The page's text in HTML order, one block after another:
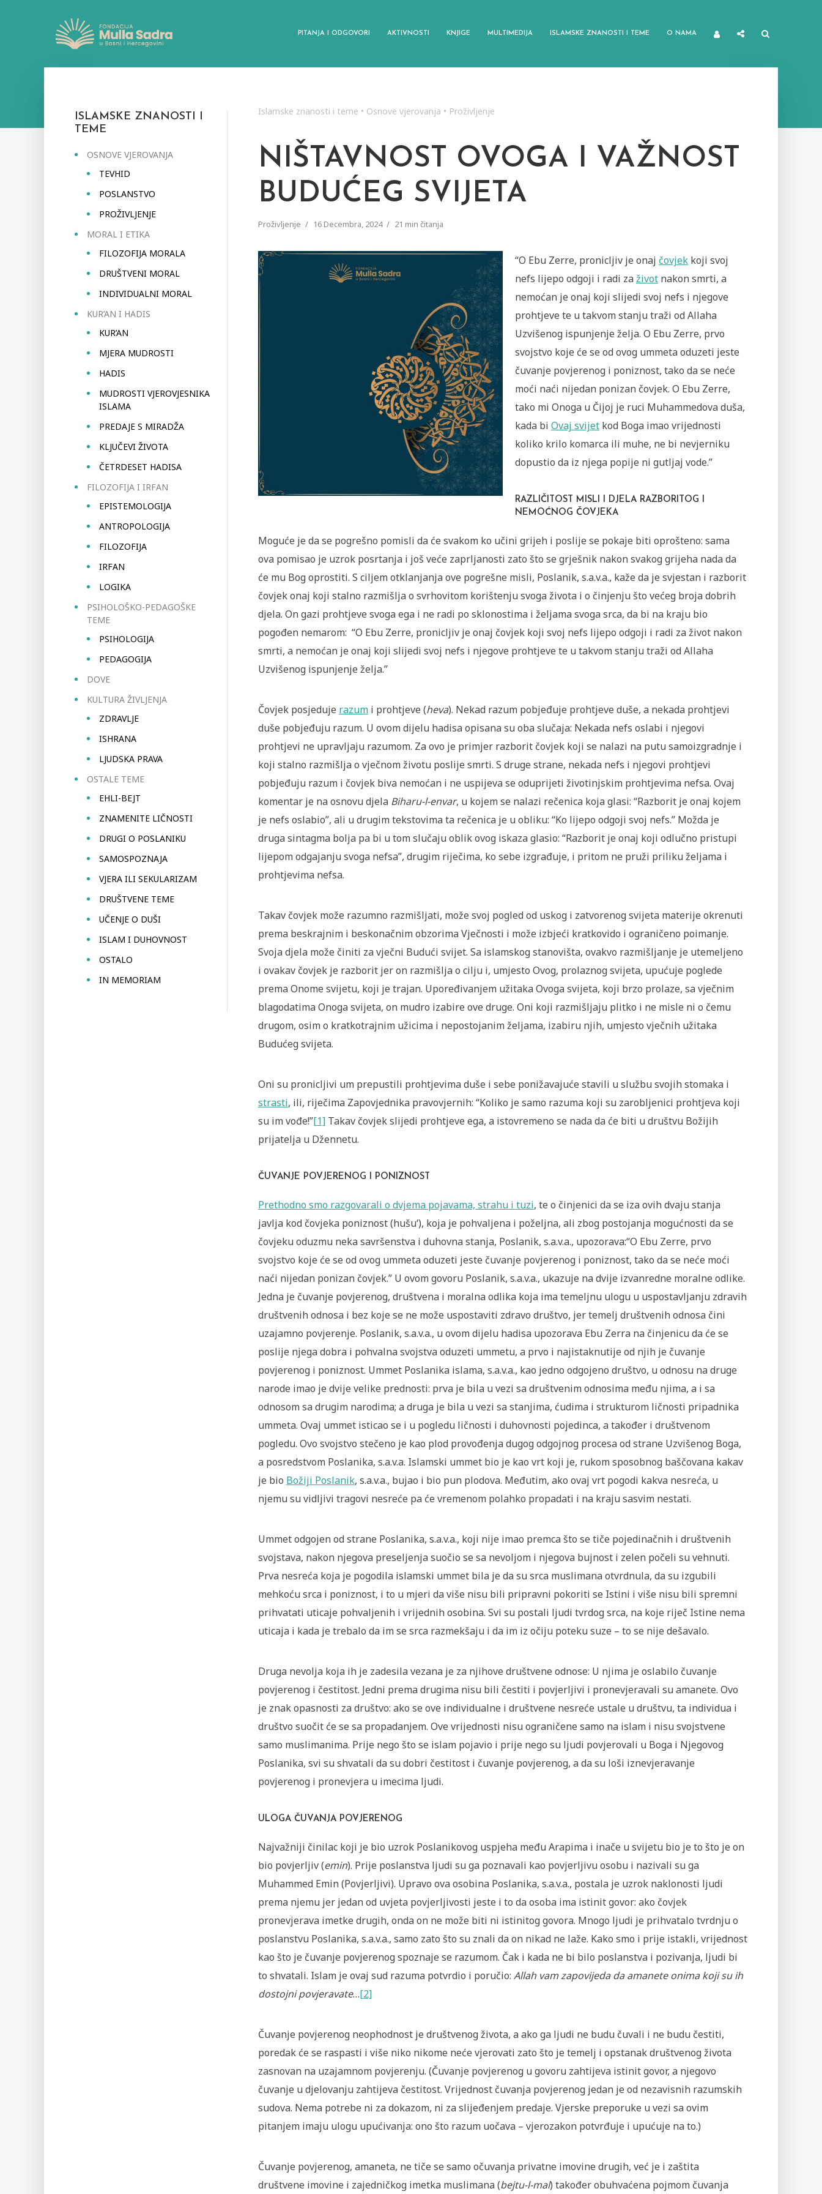
PITANJA I ODGOVORI AKTIVNOSTI KNJIGE MULTIMEDIJA ISLAMSKE ZNANOSTI I TEME O NAMA
ISLAMSKE ZNANOSTI I
TEME
OSNOVE VJEROVANJA
TEVHID
POSLANSTVO
PROŽIVLJENJE
MORAL I ETIKA
FILOZOFIJA MORALA
DRUŠTVENI MORAL
INDIVIDUALNI MORAL
KUR’AN I HADIS
KUR’AN
MJERA MUDROSTI
HADIS
MUDROSTI VJEROVJESNIKA
ISLAMA
PREDAJE S MIRADŽA
KLJUČEVI ŽIVOTA
ČETRDESET HADISA
FILOZOFIJA I IRFAN
EPISTEMOLOGIJA
ANTROPOLOGIJA
FILOZOFIJA
IRFAN
LOGIKA
PSIHOLOŠKO-PEDAGOŠKE
TEME
PSIHOLOGIJA
PEDAGOGIJA
DOVE
KULTURA ŽIVLJENJA
ZDRAVLJE
ISHRANA
LJUDSKA PRAVA
OSTALE TEME
EHLI-BEJT
ZNAMENITE LIČNOSTI
DRUGI O POSLANIKU
SAMOSPOZNAJA
VJERA ILI SEKULARIZAM
DRUŠTVENE TEME
UČENJE O DUŠI
ISLAM I DUHOVNOST
OSTALO
IN MEMORIAM
Islamske znanosti i teme • Osnove vjerovanja • Proživljenje
NIŠTAVNOST OVOGA I VAŽNOST
BUDUĆEG SVIJETA
Proživljenje 16 Decembra, 2024 21 min čitanja
“O Ebu Zerre, pronicljiv je onaj čovjek koji svoj
nefs lijepo odgoji i radi zaživot nakon smrti, a
nemoćan je onaj koji slijedi svoj nefs i njegove
prohtjeve te u takvom stanju traži od Allaha
Uzvišenog ispunjenje želja. O Ebu Zerre, prvo
svojstvo koje će se od ovog ummeta oduzeti jeste
čuvanje povjerenog i poniznost, tako da se neće
moći naći nijedan ponizan čovjek. O Ebu Zerre,
tako mi Onoga u Čijoj je ruci Muhammedova duša,
kada bi Ovaj svijet kod Boga imao vrijednosti
koliko krilo komarca ili muhe, ne bi nevjerniku
dopustio da iz njega popije ni gutljaj vode.”
RAZLIČITOST MISLI I DJELA RAZBORITOG I
NEMOĆNOG ČOVJEKA
Moguće je da se pogrešno pomisli da će svakom ko učini grijeh i poslije se pokaje biti oprošteno: sama
ova pomisao je uzrok posrtanja i još veće zaprljanosti zato što se grješnik nakon svakog grijeha nada da
će mu Bog oprostiti. S ciljem otklanjanja ove pogrešne misli, Poslanik, s.a.v.a., kaže da je svjestan i razborit
čovjek onaj koji stalno razmišlja o svrhovitom korištenju svoga života i o činjenju što većeg broja dobrih
djela. On gazi prohtjeve svoga ega i ne radi po sklonostima i željama svoga srca, da bi na kraju bio
pogođen nemarom: “O Ebu Zerre, pronicljiv je onaj čovjek koji svoj nefs lijepo odgoji i radi za život nakon
smrti, a nemoćan je onaj koji slijedi svoj nefs i njegove prohtjeve te u takvom stanju traži od Allaha
Uzvišenog ispunjenje želja.”
Čovjek posjeduje razum i prohtjeve (heva). Nekad razum pobjeđuje prohtjeve duše, a nekada prohtjevi
duše pobjeđuju razum. U ovom dijelu hadisa opisana su oba slučaja: Nekada nefs oslabi i njegovi
prohtjevi ne upravljaju razumom. Za ovo je primjer razborit čovjek koji se nalazi na putu samoizgradnje i
koji stalno razmišlja o vječnom životu poslije smrti. S druge strane, nekada nefs i njegovi prohtjevi
pobjeđuju razum i čovjek biva nemoćan i ne uspijeva se oduprijeti životinjskim prohtjevima nefsa. Ovaj
komentar je na osnovu djela Biharu-l-envar, u kojem se nalazi rečenica koja glasi: “Razborit je onaj kojem
je nefs oslabio”, ali u drugim tekstovima ta rečenica je u obliku: “Ko lijepo odgoji svoj nefs.” Možda je
druga sintagma bolja pa bi u tom slučaju oblik ovog iskaza glasio: “Razborit je onaj koji odlučno pristupi
lijepom odgajanju svoga nefsa”, drugim riječima, ko sebe izgrađuje, i pritom ne pruži priliku željama i
prohtjevima nefsa.
Takav čovjek može razumno razmišljati, može svoj pogled od uskog i zatvorenog svijeta materije okrenuti
prema beskrajnim i beskonačnim obzorima Vječnosti i može izbjeći kratkovido i ograničeno poimanje.
Svoja djela može činiti za vječni Budući svijet. Sa islamskog stanovišta, ovakvo razmišljanje je utemeljeno
i ovakav čovjek je razborit jer on razmišlja o cilju i, umjesto Ovog, prolaznog svijeta, upućuje poglede
prema Onome svijetu, koji je trajan. Upoređivanjem užitaka Ovoga svijeta, koji brzo prolaze, sa vječnim
blagodatima Onoga svijeta, on mudro izabire ove druge. Oni koji razmišljaju plitko i ne misle ni o čemu
drugom, osim o kratkotrajnim užicima i nepostojanim željama, izabiru njih, umjesto vječnih užitaka
Budućeg svijeta.
Oni su pronicljivi um prepustili prohtjevima duše i sebe ponižavajuće stavili u službu svojih stomaka i
strasti, ili, riječima Zapovjednika pravovjernih: “Koliko je samo razuma koji su zarobljenici prohtjeva koji
su im vođe!”[1] Takav čovjek slijedi prohtjeve ega, a istovremeno se nada da će biti u društvu Božijih
prijatelja u Džennetu.
ČUVANJE POVJERENOG I PONIZNOST
Prethodno smo razgovarali o dvjema pojavama, strahu i tuzi, te o činjenici da se iza ovih dvaju stanja
javlja kod čovjeka poniznost (hušu‘), koja je pohvaljena i poželjna, ali zbog postojanja mogućnosti da se
čovjeku oduzmu neka savršenstva i duhovna stanja, Poslanik, s.a.v.a., upozorava:“O Ebu Zerre, prvo
svojstvo koje će se od ovog ummeta oduzeti jeste čuvanje povjerenog i poniznost, tako da se neće moći
naći nijedan ponizan čovjek.” U ovom govoru Poslanik, s.a.v.a., ukazuje na dvije izvanredne moralne odlike.
Jedna je čuvanje povjerenog, društvena i moralna odlika koja ima temeljnu ulogu u uspostavljanju zdravih
društvenih odnosa i bez koje se ne može uspostaviti zdravo društvo, jer temelj društvenih odnosa čini
uzajamno povjerenje. Poslanik, s.a.v.a., u ovom dijelu hadisa upozorava Ebu Zerra na činjenicu da će se
poslije njega dobra i pohvalna svojstva oduzeti ummetu, a prvo i najistaknutije od njih je čuvanje
povjerenog i poniznost. Ummet Poslanika islama, s.a.v.a., kao jedno odgojeno društvo, u odnosu na druge
narode imao je dvije velike prednosti: prva je bila u vezi sa društvenim odnosima među njima, a i sa
odnosom sa drugim narodima; a druga je bila u vezi sa stanjima, ćudima i strukturom ličnosti pripadnika
ummeta. Ovaj ummet isticao se i u pogledu ličnosti i duhovnosti pojedinca, a također i društvenom
pogledu. Ovo svojstvo stečeno je kao plod provođenja dugog odgojnog procesa od strane Uzvišenog Boga,
a posredstvom Poslanika, s.a.v.a. Islamski ummet bio je kao vrt koji je, rukom sposobnog baščovana kakav
je bio Božiji Poslanik, s.a.v.a., bujao i bio pun plodova. Međutim, ako ovaj vrt pogodi kakva nesreća, u
njemu su vidljivi tragovi nesreće pa će vremenom polahko propadati i na kraju sasvim nestati.
Ummet odgojen od strane Poslanika, s.a.v.a., koji nije imao premca što se tiče pojedinačnih i društvenih
svojstava, nakon njegova preseljenja suočio se sa nevoljom i njegova bujnost i zelen počeli su vehnuti.
Prva nesreća koja je pogodila islamski ummet bila je da su srca muslimana otvrdnula, da su izgubili
mehkoću srca i poniznost, i to u mjeri da više nisu bili pripravni pokoriti se Istini i više nisu bili spremni
prihvatati uticaje pohvaljenih i vrijednih osobina. Svi su postali ljudi tvrdog srca, na koje riječ Istine nema
uticaja i kada je trebalo da im se srca razmekšaju i da im iz očiju poteku suze – to se nije dešavalo.
Druga nevolja koja ih je zadesila vezana je za njihove društvene odnose: U njima je oslabilo čuvanje
povjerenog i čestitost. Jedni prema drugima nisu bili čestiti i povjerljivi i pronevjeravali su amanete. Ovo
je znak opasnosti za društvo: ako se ove individualne i društvene nesreće ustale u društvu, ta individua i
društvo suočit će se sa propadanjem. Ove vrijednosti nisu ograničene samo na islam i nisu svojstvene
samo muslimanima. Prije nego što se islam pojavio i prije nego su ljudi povjerovali u Boga i Njegovog
Poslanika, svi su shvatali da su dobri čestitost i čuvanje povjerenog, a da su loši iznevjeravanje
povjerenog i pronevjera u imecima ljudi.
ULOGA ČUVANJA POVJERENOG
Najvažniji činilac koji je bio uzrok Poslanikovog uspjeha među Arapima i inače u svijetu bio je to što je on
bio povjerljiv (emin). Prije poslanstva ljudi su ga poznavali kao povjerljivu osobu i nazivali su ga
Muhammed Emin (Povjerljivi). Upravo ova osobina Poslanika, s.a.v.a., postala je uzrok naklonosti ljudi
prema njemu jer jedan od uvjeta povjerljivosti jeste i to da osoba ima istinit govor: ako čovjek
pronevjerava imetke drugih, onda on ne može biti ni istinitog govora. Mnogo ljudi je prihvatalo tvrdnju o
poslanstvu Poslanika, s.a.v.a., samo zato što su znali da on nikad ne laže. Kako smo i prije istakli, vrijednost
kao što je čuvanje povjerenog spoznaje se razumom. Čak i kada ne bi bilo poslanstva i pozivanja, ljudi bi
to shvatali. Islam je ovaj sud razuma potvrdio i poručio: Allah vam zapovijeda da amanete onima koji su ih
dostojni povjeravate…[2]
Čuvanje povjerenog neophodnost je društvenog života, a ako ga ljudi ne budu čuvali i ne budu čestiti,
poredak će se raspasti i više niko nikome neće vjerovati zato što je temelj i opstanak društvenog života
zasnovan na uzajamnom povjerenju. (Čuvanje povjerenog u govoru zahtijeva istinit govor, a njegovo
čuvanje u djelovanju zahtijeva čestitost. Vrijednost čuvanja povjerenog jedan je od nezavisnih razumskih
sudova. Nema potrebe ni za dokazom, ni za slijeđenjem predaje. Vjerske preporuke u vezi sa ovim
pitanjem imaju ulogu upućivanja: ono što razum uočava – vjerozakon potvrđuje i upućuje na to.)
Čuvanje povjerenog, amaneta, ne tiče se samo očuvanja privatne imovine drugih, već je i zaštita
društvene imovine i zajedničkog imetka muslimana (bejtu-l-mal) također obuhvaćena pojmom čuvanja